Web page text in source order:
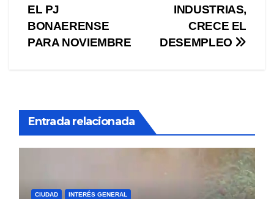
entradas
INDUSTRIAS,
CRECE EL
DESEMPLEO
EL PJ
BONAERENSE
PARA NOVIEMBRE
Entrada relacionada
CIUDAD INTERÉS GENERAL